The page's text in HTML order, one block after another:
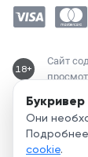
Они
cookie.
Любовное
18+
Сайт
Служба